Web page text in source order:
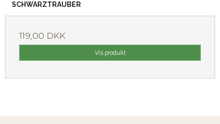
SCHWARZTRAUBER
119,00 DKK
Vis produkt